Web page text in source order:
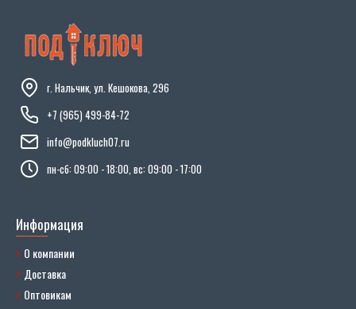
г. Нальчик, ул. Кешокова, 296
+7 (965) 499-84-72
info@podkluch07.ru
пн-сб: 09:00 - 18:00, вс: 09:00 - 17:00
Информация
О компании
Доставка
Оптовикам